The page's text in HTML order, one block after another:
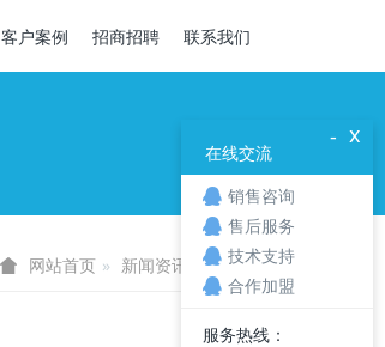
客户案例 招商招聘 联系我们
网站首页 新闻资讯 公司动态
x
-
在线交流
销售咨询
售后服务
技术支持
合作加盟
服务热线：